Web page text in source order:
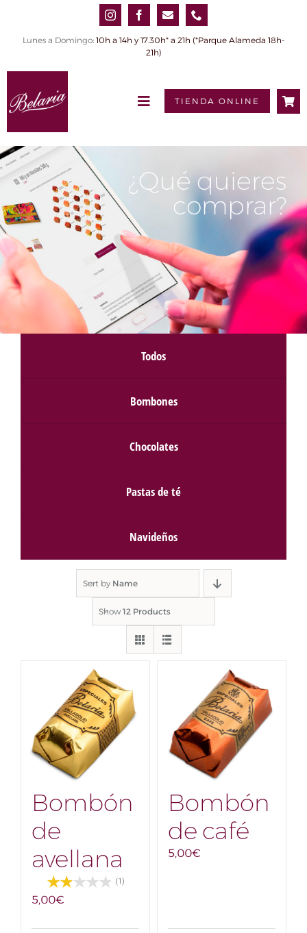
contenido
Lunes a Domingo: 10h a 14h y 17.30h* a 21h (*Parque Alameda 18h-
21h)
Toggle
INICIO
QUIÉNES SOMOS
PRODUCTOS
0,00€
Tienda online
TIENDA ONLINE
¿Qué quieres
comprar?
Todos
Bombones
Chocolates
Pastas de té
Navideños
Sort by Name
Show 12 Products
Bombón
de
avellana
(1)
5,00€
Bombón
de café
5,00€